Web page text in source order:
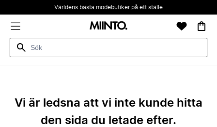
Världens bästa modebutiker på ett ställe
Vi är ledsna att vi inte kunde hitta
den sida du letade efter.